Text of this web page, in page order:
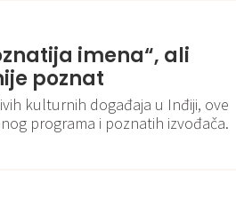
imena“, ali
poznat
kulturnih događaja u Inđiji, ove
programa i poznatih izvođača.